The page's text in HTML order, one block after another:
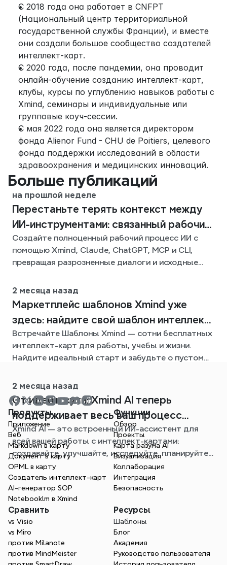
С 2018 года она работает в CNFPT
(Национальный центр территориальной
государственной службы Франции), и вместе
они создали большое сообщество создателей
интеллект-карт.
С 2020 года, после пандемии, она проводит
онлайн-обучение созданию интеллект-карт,
клубы, курсы по углублению навыков работы с
Xmind, семинары и индивидуальные или
групповые коуч-сессии.
С мая 2022 года она является директором
фонда Alienor Fund - CHU de Poitiers, целевого
фонда поддержки исследований в области
здравоохранения и медицинских инноваций.
Больше публикаций
на прошлой неделе
Перестаньте терять контекст между
ИИ-инструментами: связанный рабочий
процесс с Xmind
Создайте полноценный рабочий процесс ИИ с
помощью Xmind, Claude, ChatGPT, MCP и CLI,
превращая разрозненные диалоги и исходные
карты.
2 месяца назад
Mаpкетплейс шаблонов Xmind уже
здесь: найдите свой шаблон интеллект-
карты для любой ситуации
Встречайте Шаблоны Xmind — сотни бесплатных
интеллект-карт для работы, учебы и жизни.
Найдите идеальный старт и забудьте о пустом
2 месяца назад
От идеи к сути: Xmind AI теперь
поддерживает весь ваш процесс
создания интеллект-карт
Xmind AI — это встроенный ИИ-ассистент для
всей вашей работы с интеллект-картами:
создавайте, улучшайте, исследуйте, планируйте и
экспортируйте, не выходя из вашей карты.
Продукты
Приложение
Веб
Markdown в карту
Документ в карту
OPML в карту
Создатель интеллект-карт
AI-генератор SOP
Notebooklm в Xmind
Функции
Обзор
Проекты
Карта разума AI
Визуализация
Коллаборация
Интеграция
Безопасность
Сравнить
vs Visio
vs Miro
против Milanote
против MindMeister
Ресурсы
Шаблоны
Блог
Академия
Руководство пользователя